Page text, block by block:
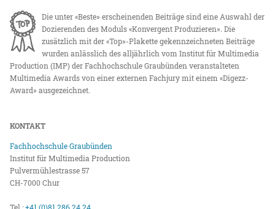
Die unter «Beste» erscheinenden Beiträge sind eine Auswahl der
Dozierenden des Moduls «Konvergent Produzieren». Die
zusätzlich mit der «Top»-Plakette gekennzeichneten Beiträge
wurden anlässlich des alljährlich vom Institut für Multimedia
Production (IMP) der Fachhochschule Graubünden veranstalteten
Multimedia Awards von einer externen Fachjury mit einem «Digezz-
Award» ausgezeichnet.
KONTAKT
Fachhochschule Graubünden
Institut für Multimedia Production
Pulvermühlestrasse 57
CH-7000 Chur